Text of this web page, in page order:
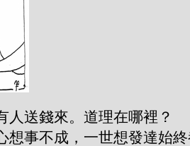
人送錢來。道理在哪裡？
想事不成，一世想發達始